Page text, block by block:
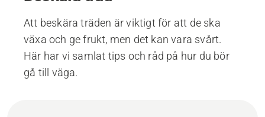
Att beskära träden är viktigt för att de ska
växa och ge frukt, men det kan vara svårt.
Här har vi samlat tips och råd på hur du bör
gå till väga.